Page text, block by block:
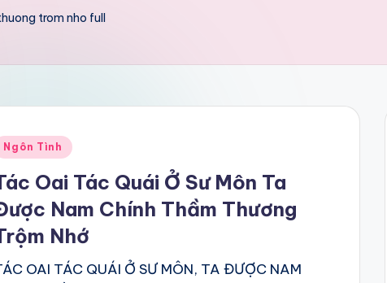
trom nho full
Ngôn Tình
Oai Tác Quái Ở Sư Môn Ta
Nam Chính Thầm Thương
Nhớ
OAI TÁC QUÁI Ở SƯ MÔN, TA ĐƯỢC NAM